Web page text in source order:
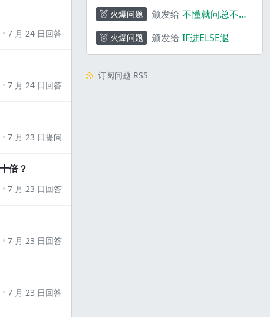
7 月 24 日回答
7 月 24 日回答
7 月 23 日提问
倍？
7 月 23 日回答
7 月 23 日回答
7 月 23 日回答
火爆问题 颁发给 不懂就问总不会
火爆问题 颁发给 IF进ELSE退
订阅问题 RSS